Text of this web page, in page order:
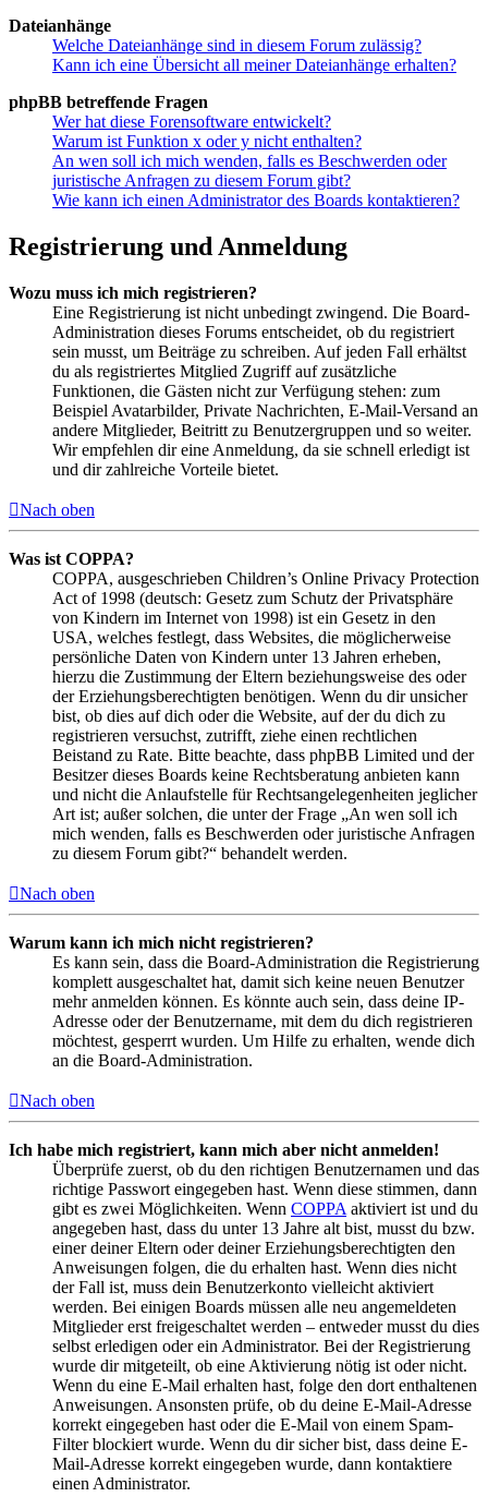
Dateianhänge
Welche Dateianhänge sind in diesem Forum zulässig?
Kann ich eine Übersicht all meiner Dateianhänge erhalten?
phpBB betreffende Fragen
Wer hat diese Forensoftware entwickelt?
Warum ist Funktion x oder y nicht enthalten?
An wen soll ich mich wenden, falls es Beschwerden oder
juristische Anfragen zu diesem Forum gibt?
Wie kann ich einen Administrator des Boards kontaktieren?
Registrierung und Anmeldung
Wozu muss ich mich registrieren?
Eine Registrierung ist nicht unbedingt zwingend. Die Board-
Administration dieses Forums entscheidet, ob du registriert
sein musst, um Beiträge zu schreiben. Auf jeden Fall erhältst
du als registriertes Mitglied Zugriff auf zusätzliche
Funktionen, die Gästen nicht zur Verfügung stehen: zum
Beispiel Avatarbilder, Private Nachrichten, E-Mail-Versand an
andere Mitglieder, Beitritt zu Benutzergruppen und so weiter.
Wir empfehlen dir eine Anmeldung, da sie schnell erledigt ist
und dir zahlreiche Vorteile bietet.
Nach oben
Was ist COPPA?
COPPA, ausgeschrieben Children’s Online Privacy Protection
Act of 1998 (deutsch: Gesetz zum Schutz der Privatsphäre
von Kindern im Internet von 1998) ist ein Gesetz in den
USA, welches festlegt, dass Websites, die möglicherweise
persönliche Daten von Kindern unter 13 Jahren erheben,
hierzu die Zustimmung der Eltern beziehungsweise des oder
der Erziehungsberechtigten benötigen. Wenn du dir unsicher
bist, ob dies auf dich oder die Website, auf der du dich zu
registrieren versuchst, zutrifft, ziehe einen rechtlichen
Beistand zu Rate. Bitte beachte, dass phpBB Limited und der
Besitzer dieses Boards keine Rechtsberatung anbieten kann
und nicht die Anlaufstelle für Rechtsangelegenheiten jeglicher
Art ist; außer solchen, die unter der Frage „An wen soll ich
mich wenden, falls es Beschwerden oder juristische Anfragen
zu diesem Forum gibt?“ behandelt werden.
Nach oben
Warum kann ich mich nicht registrieren?
Es kann sein, dass die Board-Administration die Registrierung
komplett ausgeschaltet hat, damit sich keine neuen Benutzer
mehr anmelden können. Es könnte auch sein, dass deine IP-
Adresse oder der Benutzername, mit dem du dich registrieren
möchtest, gesperrt wurden. Um Hilfe zu erhalten, wende dich
an die Board-Administration.
Nach oben
Ich habe mich registriert, kann mich aber nicht anmelden!
Überprüfe zuerst, ob du den richtigen Benutzernamen und das
richtige Passwort eingegeben hast. Wenn diese stimmen, dann
gibt es zwei Möglichkeiten. Wenn COPPA aktiviert ist und du
angegeben hast, dass du unter 13 Jahre alt bist, musst du bzw.
einer deiner Eltern oder deiner Erziehungsberechtigten den
Anweisungen folgen, die du erhalten hast. Wenn dies nicht
der Fall ist, muss dein Benutzerkonto vielleicht aktiviert
werden. Bei einigen Boards müssen alle neu angemeldeten
Mitglieder erst freigeschaltet werden – entweder musst du dies
selbst erledigen oder ein Administrator. Bei der Registrierung
wurde dir mitgeteilt, ob eine Aktivierung nötig ist oder nicht.
Wenn du eine E-Mail erhalten hast, folge den dort enthaltenen
Anweisungen. Ansonsten prüfe, ob du deine E-Mail-Adresse
korrekt eingegeben hast oder die E-Mail von einem Spam-
Filter blockiert wurde. Wenn du dir sicher bist, dass deine E-
Mail-Adresse korrekt eingegeben wurde, dann kontaktiere
einen Administrator.